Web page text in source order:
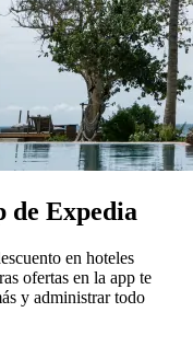
de Expedia
en hoteles
ofertas en la app te
y administrar todo